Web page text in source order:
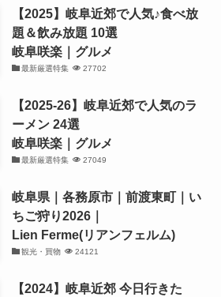
【2025】岐阜近郊で人気♪食べ放
題＆飲み放題 10選
岐阜咲楽｜グルメ
最新厳選特集 27702
【2025-26】岐阜近郊で人気のラ
ーメン 24選
岐阜咲楽｜グルメ
最新厳選特集 27049
岐阜県｜各務原市｜前渡東町｜い
ちご狩り2026｜
Lien Ferme(リアンフェルム)
観光・買物 24121
【2024】岐阜近郊 今日行きた